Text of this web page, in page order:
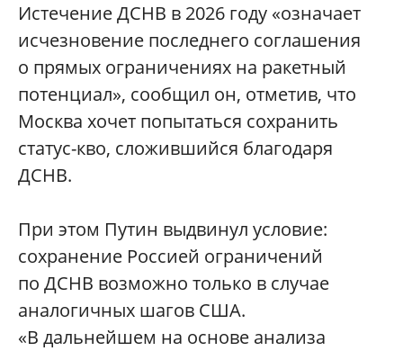
Истечение ДСНВ в 2026 году «означает
исчезновение последнего соглашения
о прямых ограничениях на ракетный
потенциал», сообщил он, отметив, что
Москва хочет попытаться сохранить
статус-кво, сложившийся благодаря
ДСНВ.
При этом Путин выдвинул условие:
сохранение Россией ограничений
по ДСНВ возможно только в случае
аналогичных шагов США.
«В дальнейшем на основе анализа